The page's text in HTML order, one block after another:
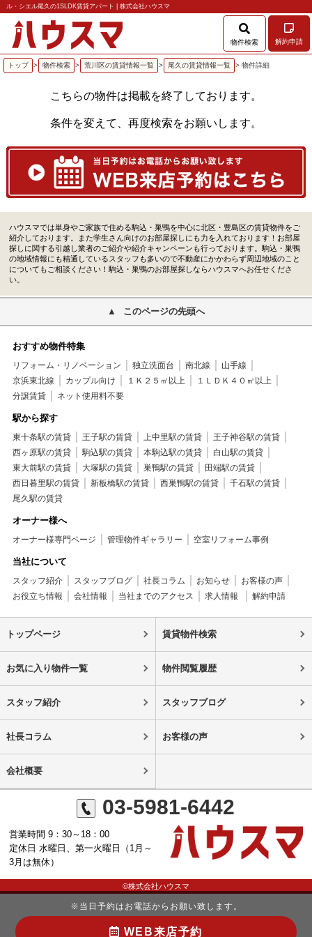
ル・シエル尾久の1SLDK賃貸アパート | 株式会社ハウスマ
物件検索 解約申請
トップ > 物件検索 > 荒川区の賃貸情報一覧 > 尾久の賃貸情報一覧 > 物件詳細
こちらの物件は掲載を終了しております。
条件を変えて、再度検索をお願いします。
ハウスマでは単身やご家族で住める駒込・巣鴨を中心に北区・豊島区の賃貸物件をご
紹介しております。また学生さん向けのお部屋探しにも力を入れております！お部屋
探しに関する引越し業者のご紹介や紹介キャンペーンも行っております。駒込・巣鴨
の地域情報にも精通しているスタッフも多いので不動産にかかわらず周辺地域のこと
についてもご相談ください！駒込・巣鴨のお部屋探しならハウスマへお任せくださ
い。
このページの先頭へ
おすすめ物件特集
リフォーム・リノベーション 独立洗面台 南北線
山手線
京浜東北線
カップル向け １Ｋ２５㎡以上
１ＬＤＫ４０㎡以上
分譲賃貸
ネット使用料不要
駅から探す
東十条駅の賃貸 王子駅の賃貸 上中里駅の賃貸
王子神谷駅の賃貸
西ヶ原駅の賃貸
駒込駅の賃貸 本駒込駅の賃貸
白山駅の賃貸
東大前駅の賃貸
大塚駅の賃貸 巣鴨駅の賃貸
田端駅の賃貸
西日暮里駅の賃貸
新板橋駅の賃貸 西巣鴨駅の賃貸
千石駅の賃貸
尾久駅の賃貸
オーナー様へ
オーナー様専門ページ 管理物件ギャラリー 空室リフォーム事例
当社について
スタッフ紹介 スタッフブログ 社長コラム お知らせ
お客様の声
お役立ち情報
会社情報 当社までのアクセス 求人情報 解約申請
トップページ 賃貸物件検索
お気に入り物件一覧 物件閲覧履歴
スタッフ紹介 スタッフブログ
社長コラム お客様の声
会社概要
03-5981-6442
営業時間 9：30～18：00
定休日 水曜日、第一火曜日（1月～
3月は無休）
©株式会社ハウスマ
※当日予約はお電話からお願い致します。
WEB来店予約